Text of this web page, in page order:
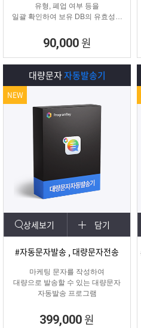
유형, 폐업 여부 등을
일괄 확인하여 보유 DB의 유효성을
프로그램
90,000 원
대량문자자동발송기
상세보기 담기
#자동문자발송 , 대량문자전송
마케팅 문자를 작성하여
대량으로 발송할 수 있는 대량문자
자동발송 프로그램
399,000 원
NEW